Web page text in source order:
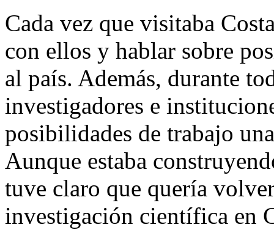
Cada vez que visitaba
con ellos y hablar sobre
al país. Además, durante
investigadores e
posibilidades de trabajo
Aunque estaba
tuve claro que quería
investigación científica en